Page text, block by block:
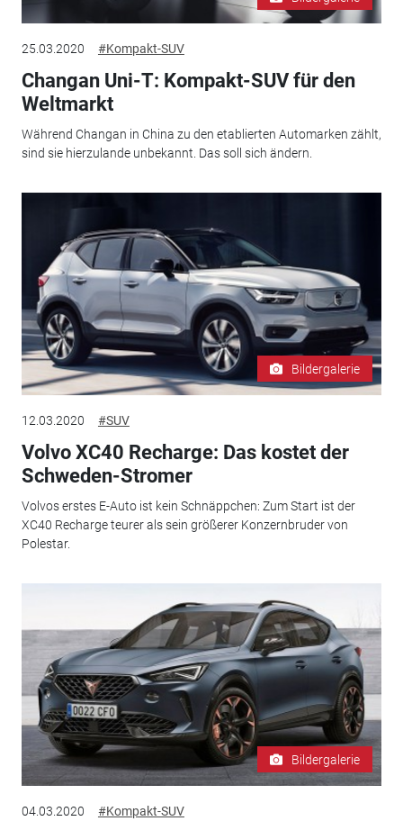
25.03.2020 #Kompakt-SUV
Changan Uni-T: Kompakt-SUV für den
Weltmarkt
Während Changan in China zu den etablierten Automarken zählt,
sind sie hierzulande unbekannt. Das soll sich ändern.
Bildergalerie
12.03.2020 #SUV
Volvo XC40 Recharge: Das kostet der
Schweden-Stromer
Volvos erstes E-Auto ist kein Schnäppchen: Zum Start ist der
XC40 Recharge teurer als sein größerer Konzernbruder von
Polestar.
Bildergalerie
04.03.2020 #Kompakt-SUV